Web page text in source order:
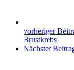
vorheriger
Brustkrebs
Nächster